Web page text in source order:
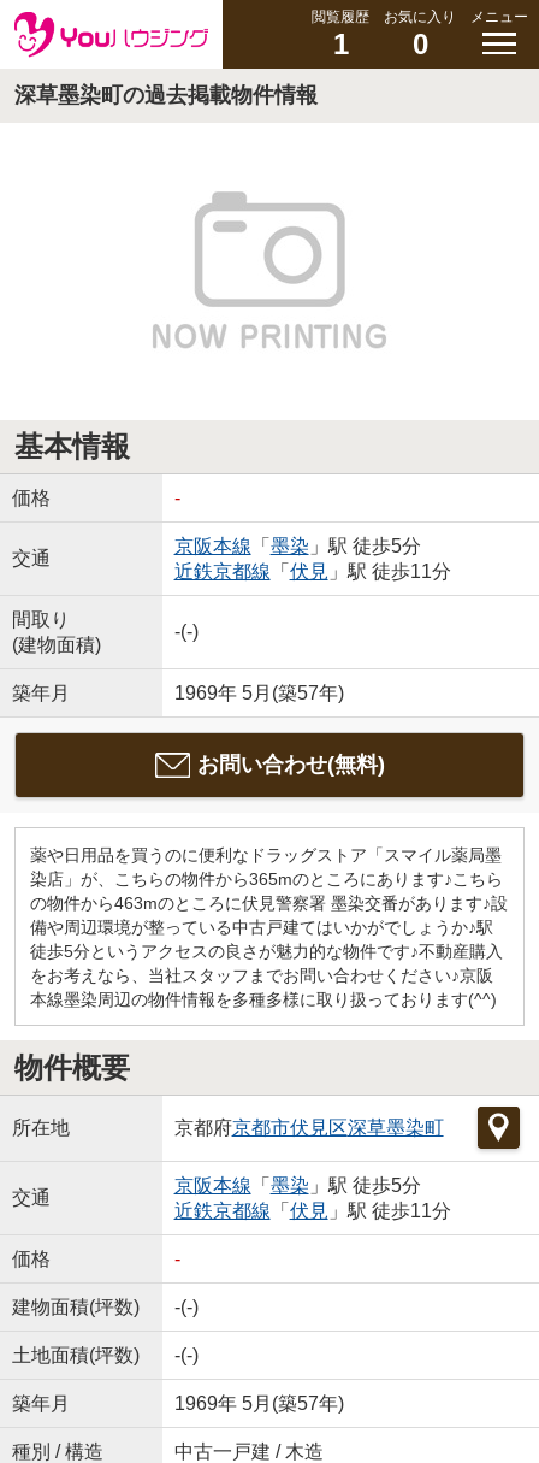
閲覧履歴
1
お気に入り
0
メニュー
深草墨染町の過去掲載物件情報
基本情報
価格 -
交通
京阪本線 「 墨染 」駅 徒歩5分
近鉄京都線 「 伏見 」駅 徒歩11分
間取り
(建物面積)
-(-)
築年月 1969年 5月(築57年)
お問い合わせ(無料)
薬や日用品を買うのに便利なドラッグストア「スマイル薬局墨
染店」が、こちらの物件から365mのところにあります♪こちら
の物件から463mのところに伏見警察署 墨染交番があります♪設
備や周辺環境が整っている中古戸建てはいかがでしょうか♪駅
徒歩5分というアクセスの良さが魅力的な物件です♪不動産購入
をお考えなら、当社スタッフまでお問い合わせください♪京阪
本線墨染周辺の物件情報を多種多様に取り扱っております(^^)
物件概要
所在地 京都府京都市伏見区深草墨染町
交通
京阪本線 「 墨染 」駅 徒歩5分
近鉄京都線 「 伏見 」駅 徒歩11分
価格 -
建物面積(坪数) -(-)
土地面積(坪数) -(-)
築年月 1969年 5月(築57年)
種別 / 構造 中古一戸建 / 木造